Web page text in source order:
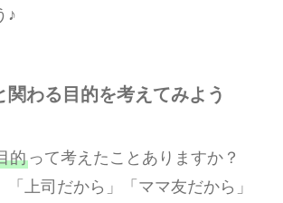
♪
関わる目的を考えてみよう
的って考えたことありますか？
「上司だから」「ママ友だから」